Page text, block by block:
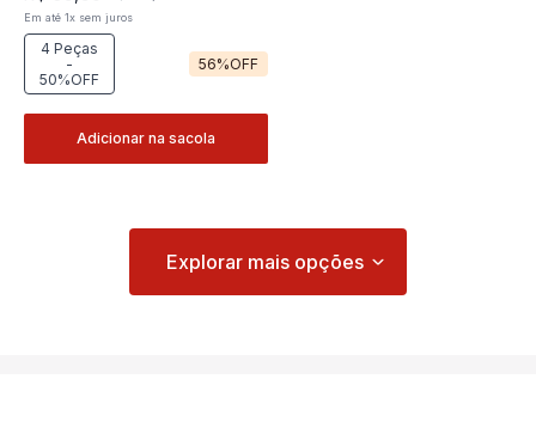
Em até1x sem juros
4 Peças
-
50%OFF
56%OFF
Adicionar na sacola